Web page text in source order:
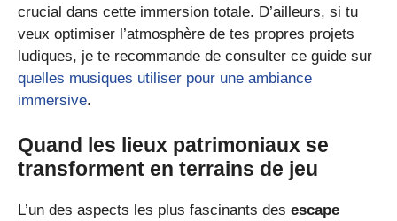
crucial dans cette immersion totale. D’ailleurs, si tu
veux optimiser l’atmosphère de tes propres projets
ludiques, je te recommande de consulter ce guide sur
quelles musiques utiliser pour une ambiance
immersive.
Quand les lieux patrimoniaux se
transforment en terrains de jeu
L’un des aspects les plus fascinants des escape